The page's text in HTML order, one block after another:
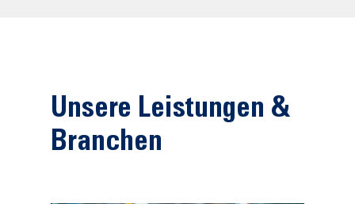
Unsere Leistungen &
Branchen